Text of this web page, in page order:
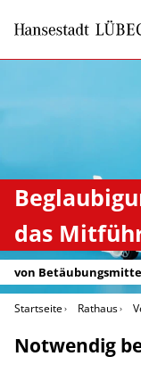
das
von
Startseite Rathaus
Notwendig